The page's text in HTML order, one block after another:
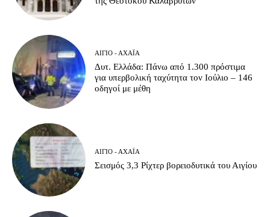
ΑΊΓΙΟ - ΑΧΑΪ́Α
Δυτ. Ελλάδα: Πάνω από 1.300 πρόστιμα
για υπερβολική ταχύτητα τον Ιούλιο – 146
οδηγοί με μέθη
ΑΊΓΙΟ - ΑΧΑΪ́Α
Σεισμός 3,3 Ρίχτερ βορειοδυτικά του Αιγίου